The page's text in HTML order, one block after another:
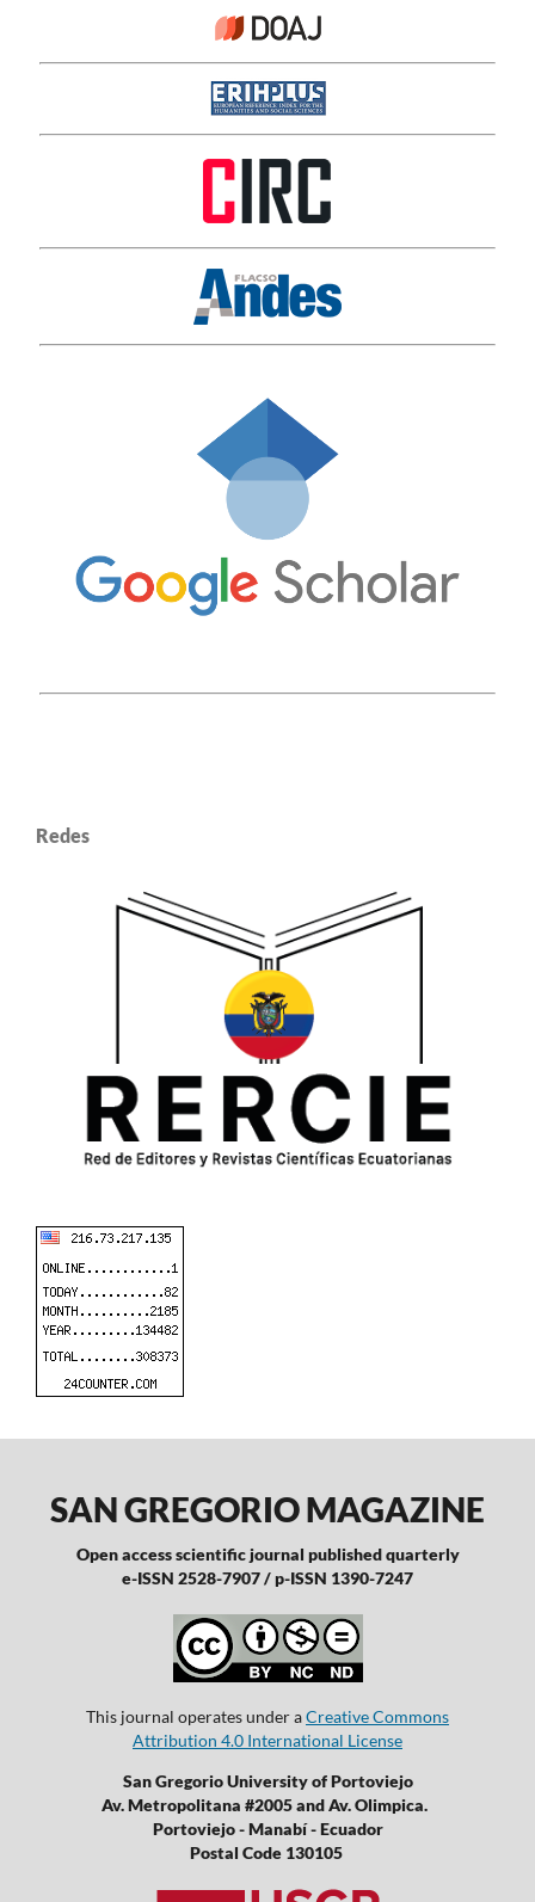
Redes
SAN GREGORIO MAGAZINE
Open access scientific journal published quarterly
e-ISSN 2528-7907 / p-ISSN 1390-7247
This journal operates under aCreative Commons
Attribution 4.0 International License
San Gregorio University of Portoviejo
Av. Metropolitana #2005 and Av. Olimpica.
Portoviejo - Manabí - Ecuador
Postal Code 130105